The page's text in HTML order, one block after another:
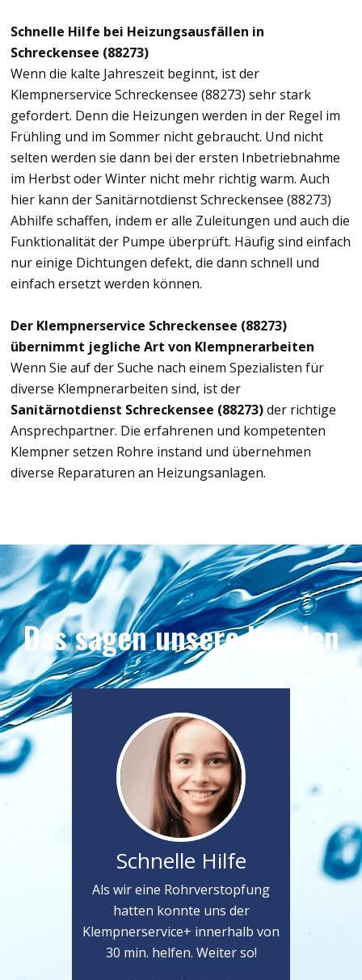
Schnelle Hilfe bei Heizungsausfällen in
Schreckensee (88273)
Wenn die kalte Jahreszeit beginnt, ist der
Klempnerservice Schreckensee (88273) sehr stark
gefordert. Denn die Heizungen werden in der Regel im
Frühling und im Sommer nicht gebraucht. Und nicht
selten werden sie dann bei der ersten Inbetriebnahme
im Herbst oder Winter nicht mehr richtig warm. Auch
hier kann der Sanitärnotdienst Schreckensee (88273)
Abhilfe schaffen, indem er alle Zuleitungen und auch die
Funktionalität der Pumpe überprüft. Häufig sind einfach
nur einige Dichtungen defekt, die dann schnell und
einfach ersetzt werden können.
Der Klempnerservice Schreckensee (88273)
übernimmt jegliche Art von Klempnerarbeiten
Wenn Sie auf der Suche nach einem Spezialisten für
diverse Klempnerarbeiten sind, ist der
Sanitärnotdienst Schreckensee (88273)der richtige
Ansprechpartner. Die erfahrenen und kompetenten
Klempner setzen Rohre instand und übernehmen
diverse Reparaturen an Heizungsanlagen.
Das sagen unsere Kunden
Schnelle Hilfe
Als wir eine Rohrverstopfung
hatten konnte uns der
Klempnerservice+ innerhalb von
30 min. helfen. Weiter so!